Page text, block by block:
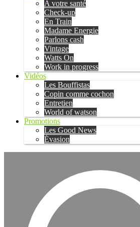
A votre santé
Check-up
En Train
Madame Energie
Parlons cash
Vintage
Watts On
Work in progress
Vidéos
Les Bouffistas
Copin comme cochon
Entretien
World of watson
Promotions
Les Good News
Évasion